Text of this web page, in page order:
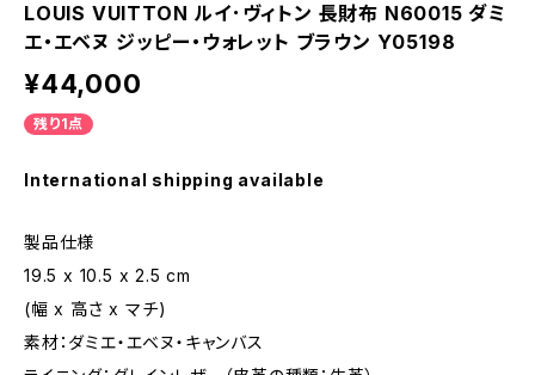
LOUIS VUITTON ルイ･ヴィトン 長財布 N60015 ダミ
エ・エベヌ ジッピー・ウォレット ブラウン Y05198
¥44,000
残り1点
International shipping available
製品仕様
19.5 x 10.5 x 2.5 cm
(幅 x 高さ x マチ)
素材：ダミエ・エベヌ・キャンバス